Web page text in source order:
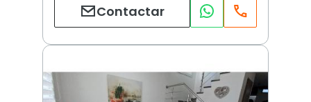
Contactar